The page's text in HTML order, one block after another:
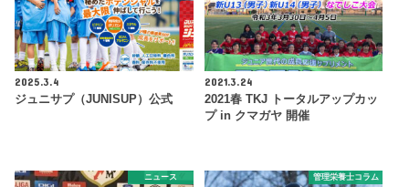
2025.3.4
ジュニサプ（JUNISUP）公式
2021.3.24
2021春 TKJ トータルアップカッ
プ in クマガヤ 開催
ニュース 管理栄養士コラム